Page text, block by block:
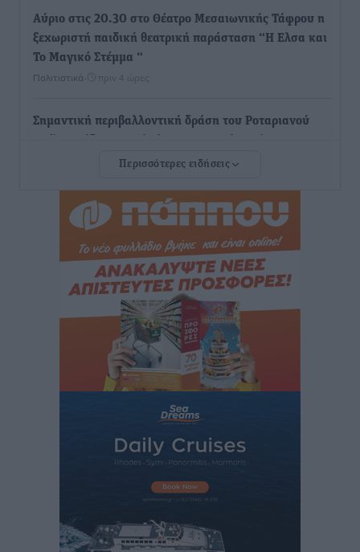
Αύριο στις 20.30 στο Θέατρο Μεσαιωνικής Τάφρου η
ξεχωριστή παιδική θεατρική παράσταση “Η Ελσα και
Το Μαγικό Στέμμα “
Πολιτιστικά πριν 4 ώρες
Σημαντική περιβαλλοντική δράση του Ροταριανού
πριν 4 ώρες
Σώθηκε ελάφι που παγιδεύτηκε στον Άγιο Ισίδωρο –
Άμεση κινητοποίηση της Δασικής Υπηρεσίας
Τοπικές Ειδήσεις• πριν 4 ώρες
Μητσοτάκης για Στέλιο Ράμφο: Αποχαιρετώ με θλίψη
και σεβασμό αυτόν τον λαμπρό Έλληνα
πριν 4 ώρες
Πέθανε ο σπουδαίος διανοούμενος, Στέλιος Ράμφος σε
ηλικία 87 ετών
Γιάννης Παππάς: «Σημαντική ανάσα για τις
Περισσότερες ειδήσεις